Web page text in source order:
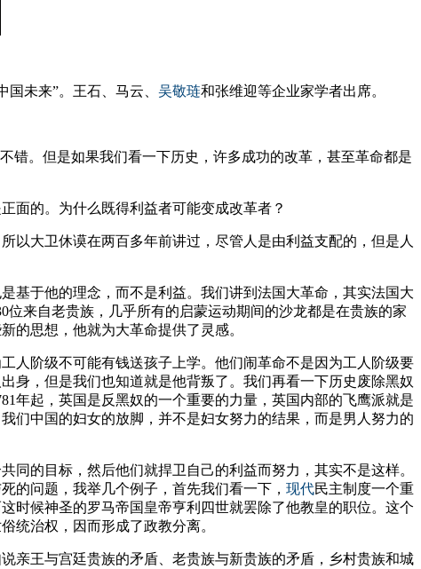
未来”。王石、马云、 吴敬琏和张维迎等企业家学者出席。
错。但是如果我们看一下历史，许多成功的改革，甚至革命都是
面的。为什么既得利益者可能变成改革者？
以大卫休谟在两百多年前讲过，尽管人是由利益支配的，但是人
基于他的理念，而不是利益。我们讲到法国大革命，其实法国大
来自老贵族，几乎所有的启蒙运动期间的沙龙都是在贵族的家
的思想，他就为大革命提供了灵感。
人阶级不可能有钱送孩子上学。他们闹革命不是因为工人阶级要
身，但是我们也知道就是他背叛了。我们再看一下历史废除黑奴
年起，英国是反黑奴的一个重要的力量，英国内部的飞鹰派就是
们中国的妇女的放脚，并不是妇女努力的结果，而是男人努力的
的目标，然后他们就捍卫自己的利益而努力，其实不是这样。
的问题，我举几个例子，首先我们看一下， 现代民主制度一个重
时候神圣的罗马帝国皇帝亨利四世就罢除了他教皇的职位。这个
统治权，因而形成了政教分离。
亲王与宫廷贵族的矛盾、老贵族与新贵族的矛盾，乡村贵族和城